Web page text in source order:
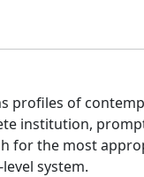
profiles of
institution,
for the most
system.